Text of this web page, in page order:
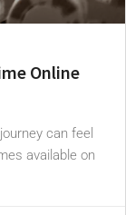
Online
can feel
available on